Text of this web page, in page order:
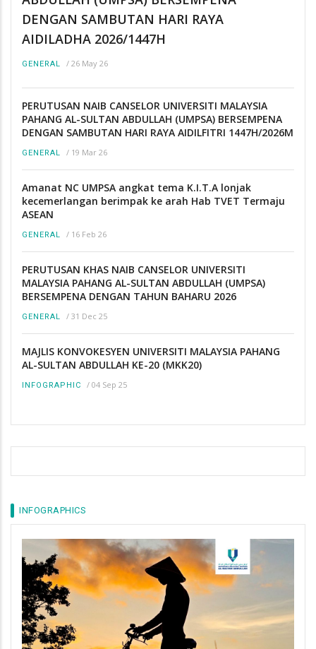
DENGAN SAMBUTAN HARI RAYA
AIDILADHA 2026/1447H
GENERAL / 26 May 26
PERUTUSAN NAIB CANSELOR UNIVERSITI MALAYSIA
PAHANG AL-SULTAN ABDULLAH (UMPSA) BERSEMPENA
DENGAN SAMBUTAN HARI RAYA AIDILFITRI 1447H/2026M
GENERAL / 19 Mar 26
Amanat NC UMPSA angkat tema K.I.T.A lonjak
kecemerlangan berimpak ke arah Hab TVET Termaju
ASEAN
GENERAL / 16 Feb 26
PERUTUSAN KHAS NAIB CANSELOR UNIVERSITI
MALAYSIA PAHANG AL-SULTAN ABDULLAH (UMPSA)
BERSEMPENA DENGAN TAHUN BAHARU 2026
GENERAL / 31 Dec 25
MAJLIS KONVOKESYEN UNIVERSITI MALAYSIA PAHANG
AL-SULTAN ABDULLAH KE-20 (MKK20)
INFOGRAPHIC / 04 Sep 25
INFOGRAPHICS